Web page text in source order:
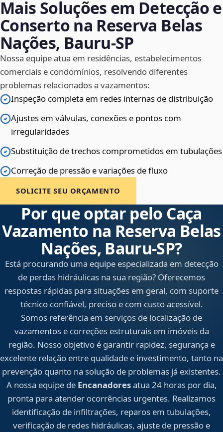
Mais Soluções em Detecção e
Conserto na Reserva Belas
Nações, Bauru‑SP
Nossa equipe atua em residências, estabelecimentos
comerciais e condomínios, resolvendo diferentes
problemas relacionados a vazamentos:
Inspeção completa em redes internas de distribuição
Ajustes em válvulas, conexões e pontos com
irregularidades
Substituição de trechos comprometidos em tubulações
Correção de pressão e variações de fluxo
SOLICITE SEU ORÇAMENTO
Por que optar pelo Caça
Vazamento na Reserva Belas
Nações, Bauru‑SP?
Está procurando uma equipe especializada em detecção
de perdas hidráulicas na sua região? Oferecemos
respostas rápidas para situações em geral, com suporte
técnico confiável, preciso e com custo acessível.
Somos referência em serviços de localização de
vazamentos e correções estruturais em imóveis da
região. Nosso objetivo é garantir rapidez, segurança e
excelente relação entre qualidade e investimento, tanto na
prevenção quanto na solução de problemas já existentes.
A nossa equipe de Encanadoresatua 24 horas por dia,
pronta para atender ocorrências urgentes. Realizamos
identificação de infiltrações, reparos em tubulações,
verificação de redes hidráulicas, ajuste de pressão e